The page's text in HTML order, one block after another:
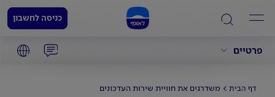
פרטיים
כניסה לחשבון
דף הבית משדרגים את חוויית שירות העדכונים